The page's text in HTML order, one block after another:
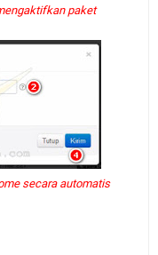
paket
secara automatis